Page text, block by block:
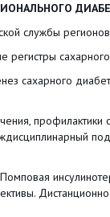
регионов
сахарного
диабета
профилактики